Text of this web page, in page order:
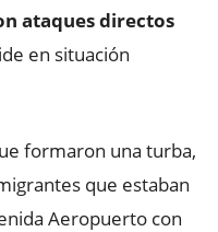
ataques directos
en situación
formaron una turba,
que estaban
Aeropuerto con